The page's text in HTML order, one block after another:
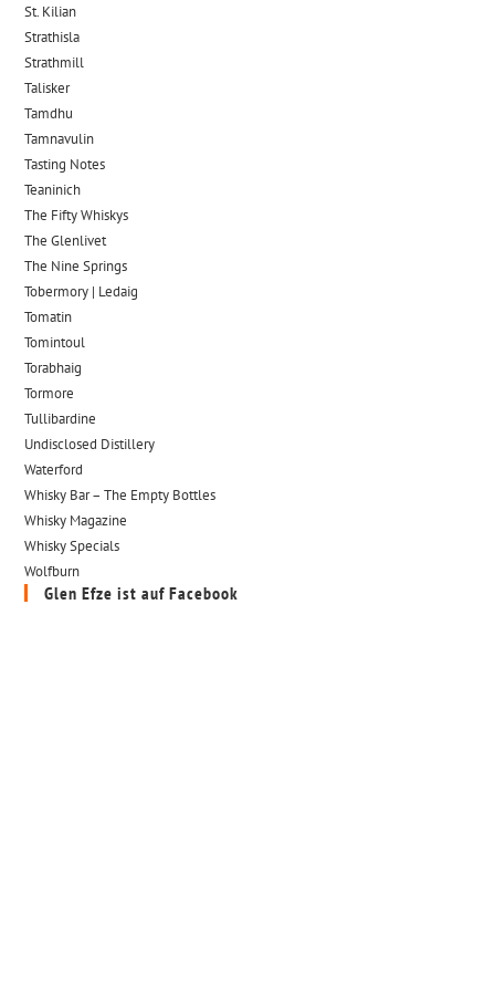
St. Kilian
Strathisla
Strathmill
Talisker
Tamdhu
Tamnavulin
Tasting Notes
Teaninich
The Fifty Whiskys
The Glenlivet
The Nine Springs
Tobermory | Ledaig
Tomatin
Tomintoul
Torabhaig
Tormore
Tullibardine
Undisclosed Distillery
Waterford
Whisky Bar – The Empty Bottles
Whisky Magazine
Whisky Specials
Wolfburn
Glen Efze ist auf Facebook